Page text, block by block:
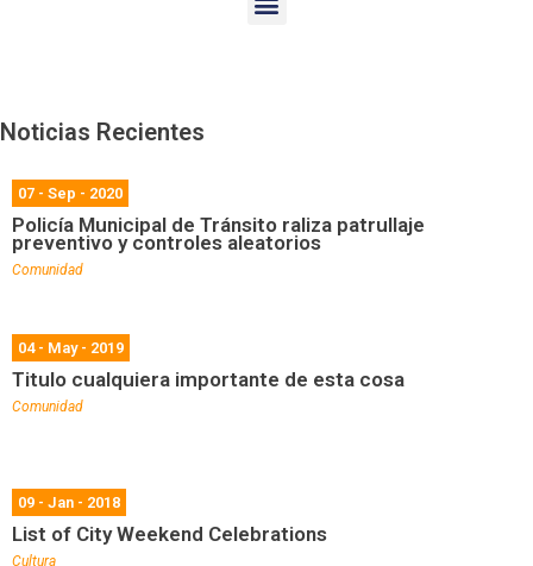
Noticias Recientes
07 - Sep - 2020
Policía Municipal de Tránsito raliza patrullaje
preventivo y controles aleatorios
Comunidad
04 - May - 2019
Titulo cualquiera importante de esta cosa
Comunidad
09 - Jan - 2018
List of City Weekend Celebrations
Cultura